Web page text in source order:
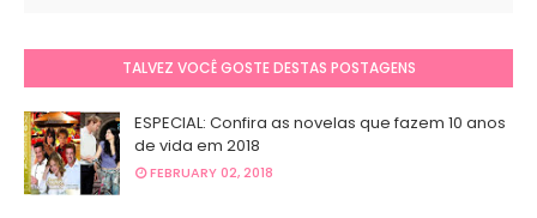
TALVEZ VOCÊ GOSTE DESTAS POSTAGENS
ESPECIAL: Confira as novelas que fazem 10 anos
de vida em 2018
FEBRUARY 02, 2018